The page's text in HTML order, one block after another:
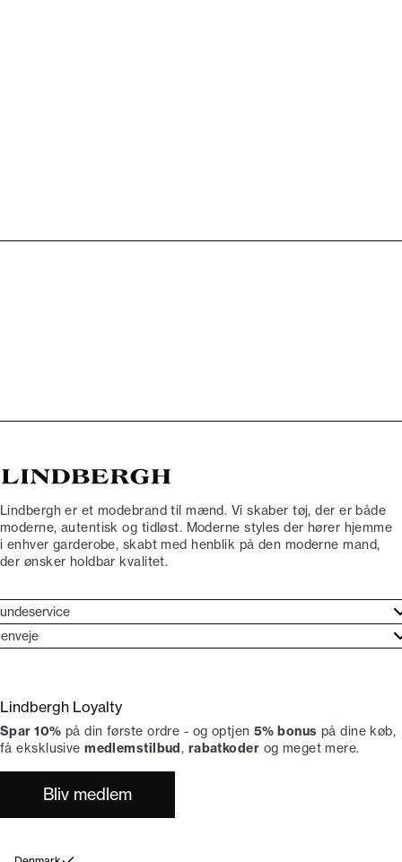
Lindbergh er et modebrand til mænd. Vi skaber tøj, der er både
moderne, autentisk og tidløst. Moderne styles der hører hjemme
i enhver garderobe, skabt med henblik på den moderne mand,
der ønsker holdbar kvalitet.
dit køb
Lindbergh Ambassadør
Lindbergh Loyalty
Spar 10% på din første ordre - og optjen 5% bonus på dine køb,
få eksklusivemedlemstilbud, rabatkoder og meget mere.
Bliv medlem